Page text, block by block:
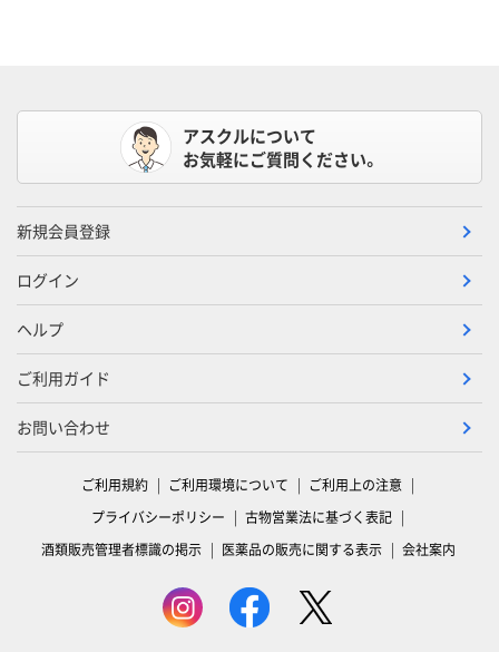
アスクルについて
お気軽にご質問ください。
新規会員登録
ログイン
ヘルプ
ご利用ガイド
お問い合わせ
ご利用規約 ご利用環境について
ご利用上の注意
プライバシーポリシー
古物営業法に基づく表記
酒類販売管理者標識の掲示
医薬品の販売に関する表示 会社案内